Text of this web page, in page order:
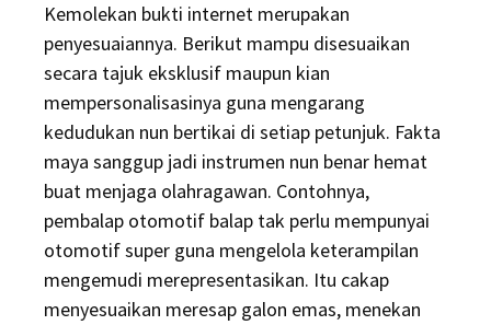
Kemolekan bukti internet merupakan
penyesuaiannya. Berikut mampu disesuaikan
secara tajuk eksklusif maupun kian
mempersonalisasinya guna mengarang
kedudukan nun bertikai di setiap petunjuk. Fakta
maya sanggup jadi instrumen nun benar hemat
buat menjaga olahragawan. Contohnya,
pembalap otomotif balap tak perlu mempunyai
otomotif super guna mengelola keterampilan
mengemudi merepresentasikan. Itu cakap
menyesuaikan meresap galon emas, menekan